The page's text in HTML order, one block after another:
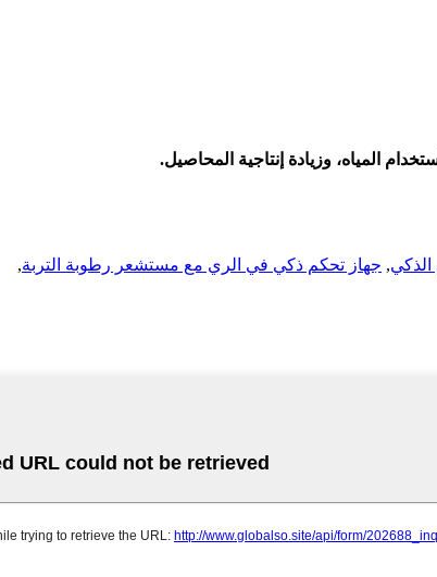
الذكي, جهاز تحكم ذكي في الري مع مستشعر رطوبة التربة,